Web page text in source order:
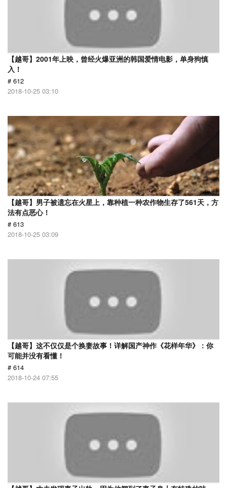
【越哥】2001年上映，曾经火爆亚洲的韩国爱情电影，单身狗慎
入！
# 612
2018-10-25 03:10
【越哥】男子被遗忘在火星上，靠种植一种农作物生存了561天，方
法有点恶心！
# 613
2018-10-25 03:09
【越哥】这不仅仅是个换妻故事！详解国产神作《花样年华》：你
可能并没有看懂！
# 614
2018-10-24 07:55